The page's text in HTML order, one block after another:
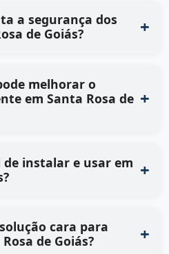
a segurança dos
de Goiás?
melhorar o
em Santa Rosa de
instalar e usar em
cara para
de Goiás?